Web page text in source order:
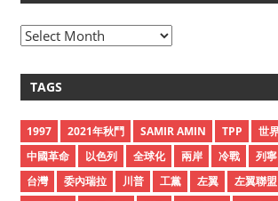
A
h
v
e
s
TAGS
1997 2021年秋鬥 SAMIR AMIN TPP 世
中國革命
以色列 全球化 兩岸 冷戰 列寧
台灣
委內瑞拉 川普 工黨 左翼 左翼聯盟